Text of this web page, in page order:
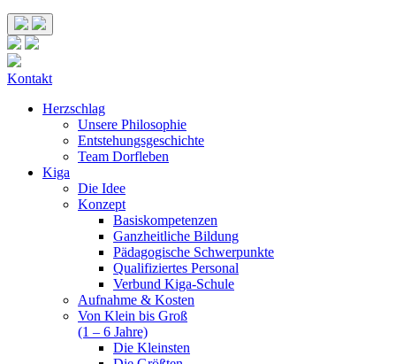
Kontakt
Herzschlag
Unsere Philosophie
Entstehungsgeschichte
Team Dorfleben
Kiga
Die Idee
Konzept
Basiskompetenzen
Ganzheitliche Bildung
Pädagogische Schwerpunkte
Qualifiziertes Personal
Verbund Kiga-Schule
Aufnahme & Kosten
Von Klein bis Groß
(1 – 6 Jahre)
Die Kleinsten